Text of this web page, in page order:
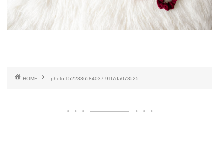
HOME photo-1522336284037-91f7da073525